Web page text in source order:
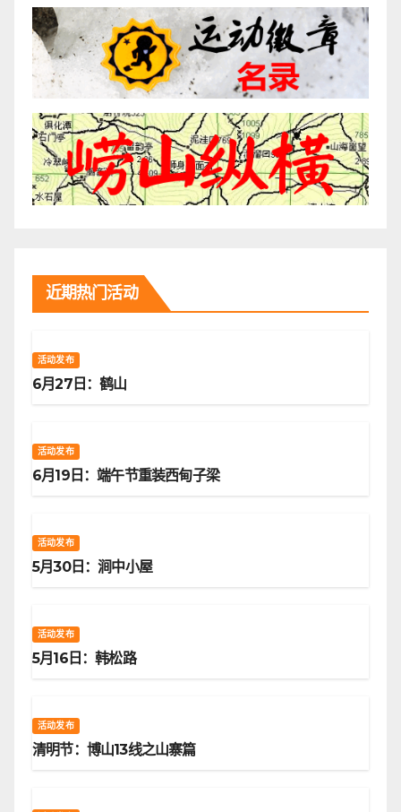
近期热门活动
活动发布
6月27日：鹤山
活动发布
6月19日：端午节重装西甸子梁
活动发布
5月30日：涧中小屋
活动发布
5月16日：韩松路
活动发布
清明节：博山13线之山寨篇